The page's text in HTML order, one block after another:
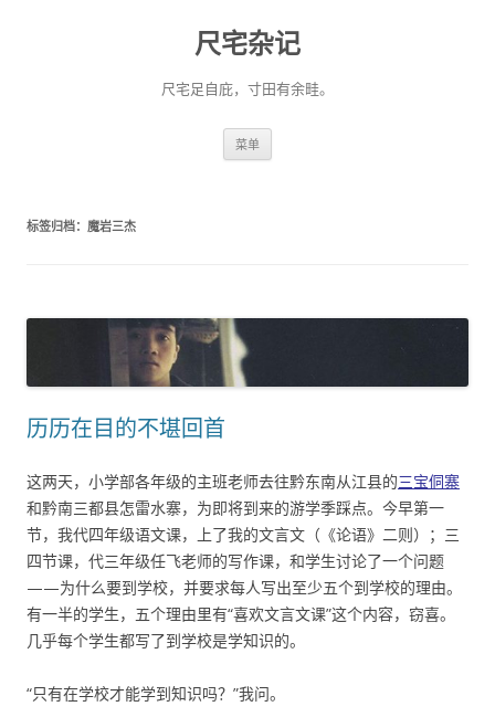
尺宅杂记
尺宅足自庇，寸田有余畦。
菜单
标签归档： 魔岩三杰
历历在目的不堪回首
这两天，小学部各年级的主班老师去往黔东南从江县的三宝侗寨
和黔南三都县怎雷水寨，为即将到来的游学季踩点。今早第一
节，我代四年级语文课，上了我的文言文（《论语》二则）；三
四节课，代三年级任飞老师的写作课，和学生讨论了一个问题
——为什么要到学校，并要求每人写出至少五个到学校的理由。
有一半的学生，五个理由里有“喜欢文言文课”这个内容，窃喜。
几乎每个学生都写了到学校是学知识的。
“只有在学校才能学到知识吗？”我问。